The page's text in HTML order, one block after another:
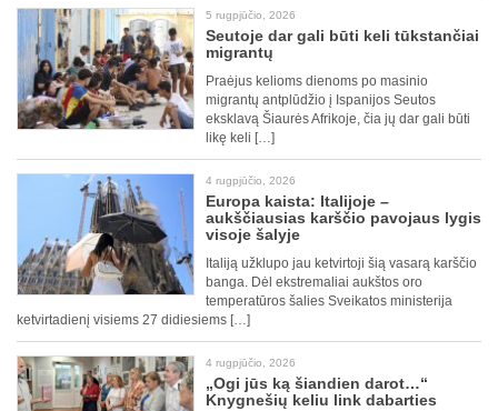
5 rugpjūčio, 2026
Seutoje dar gali būti keli tūkstančiai
migrantų
Praėjus kelioms dienoms po masinio
migrantų antplūdžio į Ispanijos Seutos
eksklavą Šiaurės Afrikoje, čia jų dar gali būti
likę keli […]
4 rugpjūčio, 2026
Europa kaista: Italijoje –
aukščiausias karščio pavojaus lygis
visoje šalyje
Italiją užklupo jau ketvirtoji šią vasarą karščio
banga. Dėl ekstremaliai aukštos oro
temperatūros šalies Sveikatos ministerija
ketvirtadienį visiems 27 didiesiems […]
4 rugpjūčio, 2026
„Ogi jūs ką šiandien darot…“
Knygnešių keliu link dabarties